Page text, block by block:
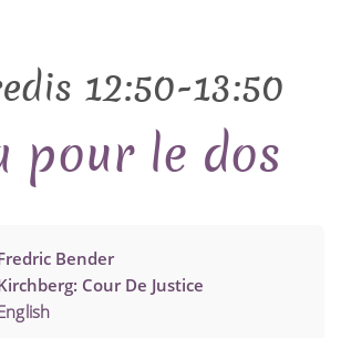
12:50-13:50
pour le dos
Bender
Cour De Justice